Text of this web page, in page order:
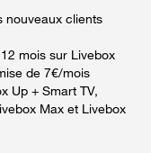
nouveaux clients
mois sur Livebox
de 7€/mois
Up + Smart TV,
Max et Livebox